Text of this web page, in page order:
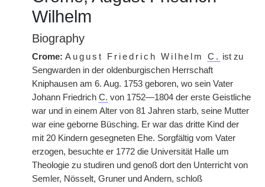
Wilhelm
Biography
Crome: August Friedrich WilhelmC. ist zu
Sengwarden in der oldenburgischen Herrschaft
Kniphausen am 6. Aug. 1753 geboren, wo sein Vater
Johann Friedrich C. von 1752—1804 der erste Geistliche
war und in einem Alter von 81 Jahren starb, seine Mutter
war eine geborne Büsching. Er war das dritte Kind der
mit 20 Kindern gesegneten Ehe. Sorgfältig vom Vater
erzogen, besuchte er 1772 die Universität Halle um
Theologie zu studiren und genoß dort den Unterricht von
Semler, Nösselt, Gruner und Andern, schloß